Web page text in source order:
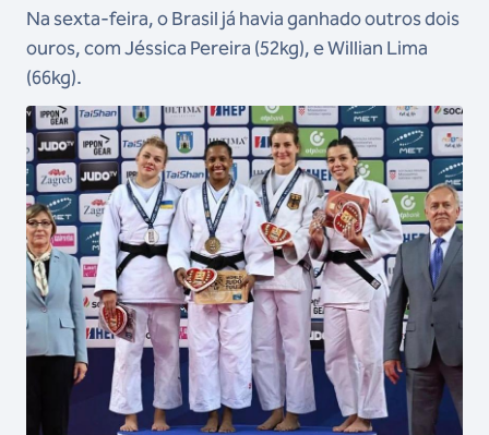
Na sexta-feira, o Brasil já havia ganhado outros dois
ouros, com Jéssica Pereira (52kg), e Willian Lima
(66kg).